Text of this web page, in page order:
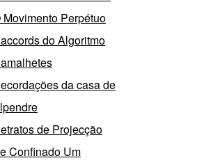
Movimento Perpétuo
do Algoritmo
da casa de
de Projecção
Confinado Um